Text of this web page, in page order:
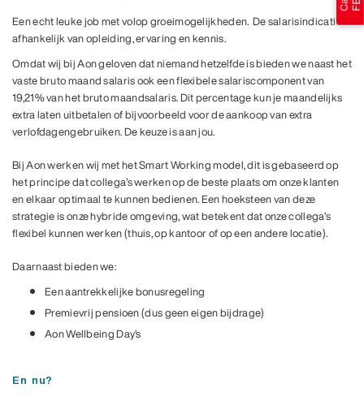
Een echt leuke job met volop groeimogelijkheden. De salarisindicatie is
afhankelijk van opleiding, ervaring en kennis.
Omdat wij bij Aon geloven dat niemand hetzelfde is bieden we naast het
vaste bruto maand salaris ook een flexibele salariscomponent van
19,21% van het bruto maandsalaris. Dit percentage kun je maandelijks
extra laten uitbetalen of bijvoorbeeld voor de aankoop van extra
verlofdagengebruiken. De keuze is aan jou.
Bij Aon werken wij met het Smart Working model, dit is gebaseerd op
het principe dat collega’s werken op de beste plaats om onze klanten
en elkaar optimaal te kunnen bedienen. Een hoeksteen van deze
strategie is onze hybride omgeving, wat betekent dat onze collega’s
flexibel kunnen werken (thuis, op kantoor of op een andere locatie).
Daarnaast bieden we:
Een aantrekkelijke bonusregeling
Premievrij pensioen (dus geen eigen bijdrage)
Aon Wellbeing Day’s
En nu?